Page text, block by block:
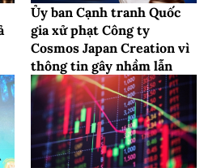
Ủy ban Cạnh tranh Quốc
gia xử phạt Công ty
Cosmos Japan Creation vì
thông tin gây nhầm lẫn